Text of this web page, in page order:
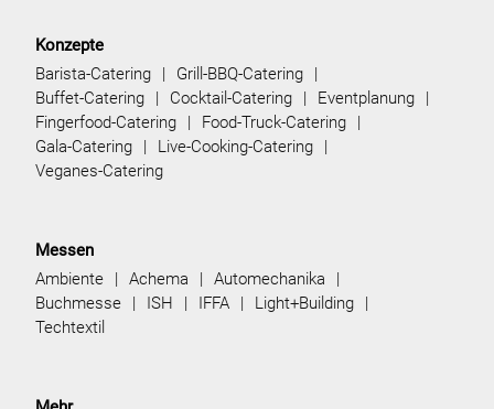
Konzepte
Barista-Catering
Grill-BBQ-Catering
Buffet-Catering
Cocktail-Catering
Eventplanung
Fingerfood-Catering
Food-Truck-Catering
Gala-Catering
Live-Cooking-Catering
Veganes-Catering
Messen
Ambiente
Achema
Automechanika
Buchmesse
ISH IFFA
Light+Building
Techtextil